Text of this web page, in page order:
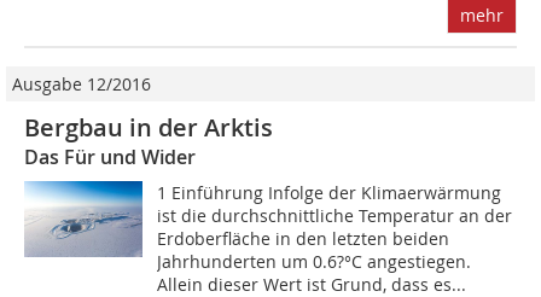
mehr
Ausgabe 12/2016
Bergbau in der Arktis
Das Für und Wider
1 Einführung Infolge der Klimaerwärmung
ist die durchschnittliche Temperatur an der
Erdoberfläche in den letzten beiden
Jahrhunderten um 0.6?°C angestiegen.
Allein dieser Wert ist Grund, dass es...